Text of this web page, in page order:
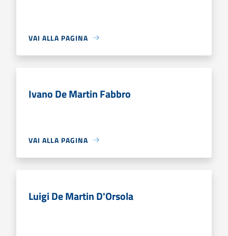
VAI ALLA PAGINA
Ivano De Martin Fabbro
VAI ALLA PAGINA
Luigi De Martin D'Orsola